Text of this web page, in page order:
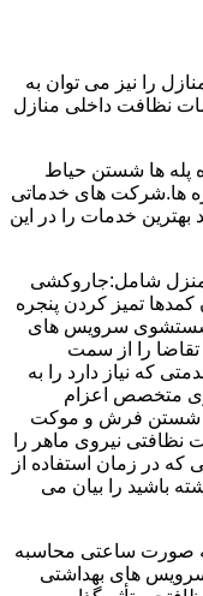
را نیز می توان به
نظافت داخلی منازل
پله ها شستن حیاط
ها.شرکت های خدماتی
خدمات را در این
شامل:جاروکشی
تمیز کردن پنجره
شستشوی سرویس های
تقاضا را از سمت
که نیاز دارد را به
متخصص اعزام
شستن فرش و موکت
نیروی ماهر را
که در زمان استفاده از
باشید را بیان می
صورت ساعتی محاسبه
های بهداشتی